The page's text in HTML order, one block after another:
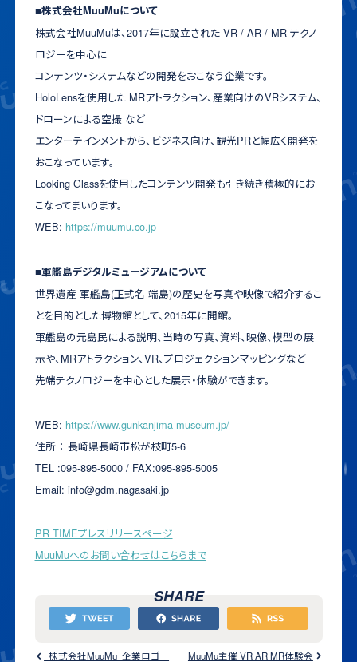
■株式会社MuuMuについて
株式会社MuuMuは、2017年に設立された VR / AR / MR テクノ
ロジーを中心に
コンテンツ・システムなどの開発をおこなう企業です。
HoloLensを使用した MRアトラクション、産業向けのVRシステム、
ドローンによる空撮 など
エンターテインメントから、ビジネス向け、観光PRと幅広く開発を
おこなっています。
Looking Glassを使用したコンテンツ開発も引き続き積極的にお
こなってまいります。
WEB: https://muumu.co.jp
■軍艦島デジタルミュージアムについて
世界遺産 軍艦島(正式名 端島)の歴史を写真や映像で紹介するこ
とを目的とした博物館として、2015年に開館。
軍艦島の元島民による説明、当時の写真、資料、映像、模型の展
示や、MRアトラクション、VR、プロジェクションマッピングなど
先端テクノロジーを中心とした展示・体験ができます。
WEB: https://www.gunkanjima-museum.jp/
住所 ： 長崎県長崎市松が枝町5-6
TEL :095-895-5000 / FAX:095-895-5005
Email: info@gdm.nagasaki.jp
PR TIMEプレスリリースページ
MuuMuへのお問い合わせはこちらまで
SHARE
「株式会社MuuMu」企業ロゴ一
MuuMu主催 VR AR MR体験会